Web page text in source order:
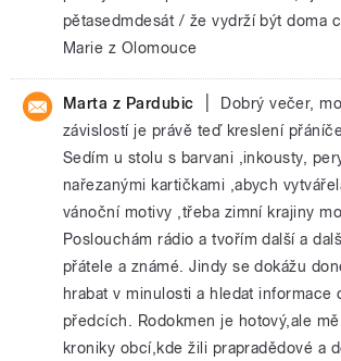
pětasedmdesát / že vydrží být doma
Marie z Olomouce
Marta z Pardubic
Dobrý večer,
závislostí je právě teď kreslení
Sedím u stolu s barvani ,inkousty,
nařezanými kartičkami ,abych
vánoční motivy ,třeba zimní krajiny
Poslouchám rádio a tvořím další a
přátele a známé. Jindy se dokážu
hrabat v minulosti a hledat informace
předcích. Rodokmen je hotový,ale
kroniky obcí,kde žili prapradědové a